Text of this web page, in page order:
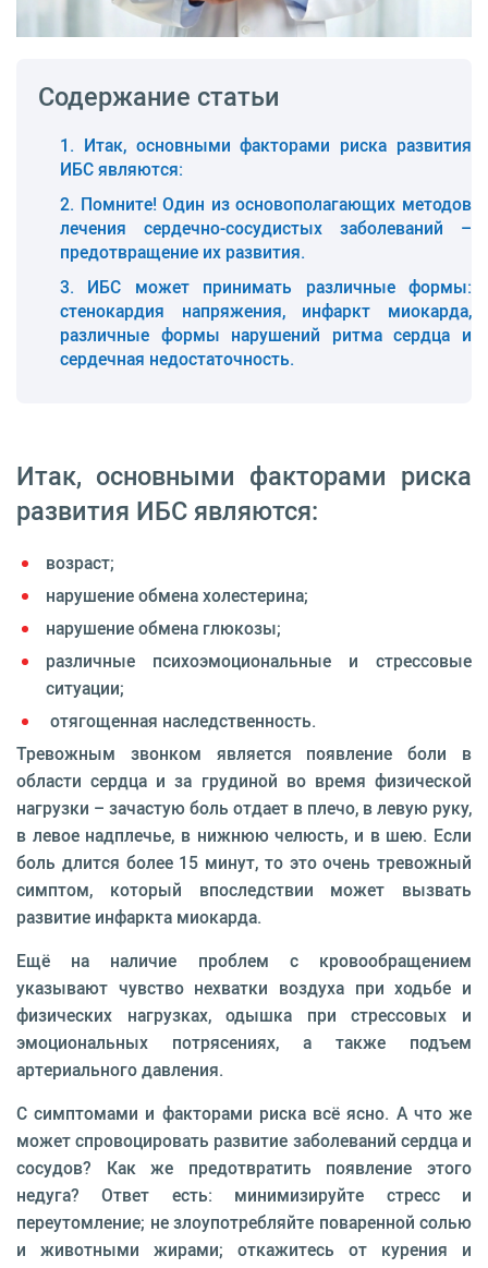
Содержание статьи
Итак, основными факторами риска развития
ИБС являются:
Помните! Один из основополагающих методов
лечения сердечно-сосудистых заболеваний –
предотвращение их развития.
ИБС может принимать различные формы:
стенокардия напряжения, инфаркт миокарда,
различные формы нарушений ритма сердца и
сердечная недостаточность.
Итак, основными факторами риска
развития ИБС являются:
возраст;
нарушение обмена холестерина;
нарушение обмена глюкозы;
различные психоэмоциональные и стрессовые
ситуации;
отягощенная наследственность.
Тревожным звонком является появление боли в
области сердца и за грудиной во время физической
нагрузки – зачастую боль отдает в плечо, в левую руку,
в левое надплечье, в нижнюю челюсть, и в шею. Если
боль длится более 15 минут, то это очень тревожный
симптом, который впоследствии может вызвать
развитие инфаркта миокарда.
Ещё на наличие проблем с кровообращением
указывают чувство нехватки воздуха при ходьбе и
физических нагрузках, одышка при стрессовых и
эмоциональных потрясениях, а также подъем
артериального давления.
С симптомами и факторами риска всё ясно. А что же
может спровоцировать развитие заболеваний сердца и
сосудов? Как же предотвратить появление этого
недуга? Ответ есть: минимизируйте стресс и
переутомление; не злоупотребляйте поваренной солью
и животными жирами; откажитесь от курения и